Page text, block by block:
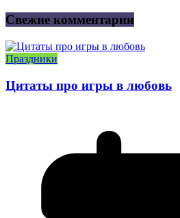
Свежие комментарии
Праздники
Цитаты про игры в любовь